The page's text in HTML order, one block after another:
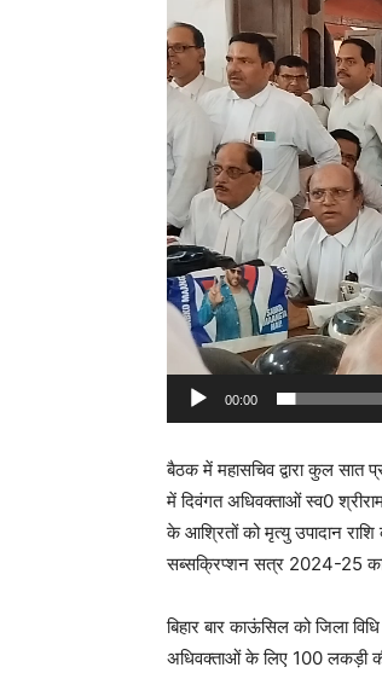
d
e
o
l
a
y
e
r
00:00
बैठक में महासचिव द्वारा कुल सात
में दिवंगत अधिवक्ताओं स्व0
के आश्रितों को मृत्यु उपादान राशि
सब्सक्रिप्शन सत्र 2024-25 का
बिहार बार काऊंसिल को जिला
अधिवक्ताओं के लिए 100 लकड़ी की